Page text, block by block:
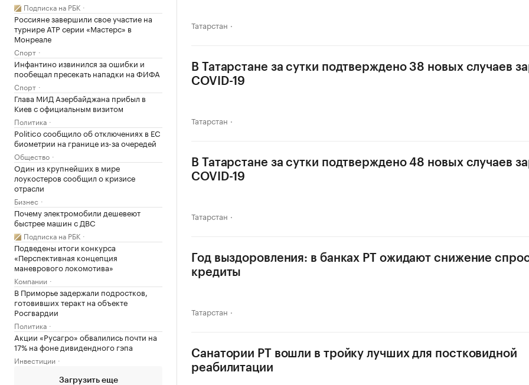
Подписка на РБК
Россияне завершили свое участие на
турнире ATP серии «Мастерс» в
Монреале
Спорт
Инфантино извинился за ошибки и
пообещал пресекать нападки на ФИФА
Спорт
Глава МИД Азербайджана прибыл в
Киев с официальным визитом
Политика
Politico сообщило об отключениях в ЕС
биометрии на границе из-за очередей
Общество
Один из крупнейших в мире
лоукостеров сообщил о кризисе
отрасли
Бизнес
Почему электромобили дешевеют
быстрее машин с ДВС
Подписка на РБК
Подведены итоги конкурса
«Перспективная концепция
маневрового локомотива»
Компании
В Приморье задержали подростков,
готовивших теракт на объекте
Росгвардии
Политика
Акции «Русагро» обвалились почти на
17% на фоне дивидендного гэпа
Инвестиции
Загрузить еще
Татарстан
В Татарстане за сутки подтверждено 38 новых случаев
COVID-19
Татарстан
В Татарстане за сутки подтверждено 48 новых случаев
COVID-19
Татарстан
Год выздоровления: в банках РТ ожидают снижение
кредиты
Татарстан
Санатории РТ вошли в тройку лучших для постковидной
реабилитации